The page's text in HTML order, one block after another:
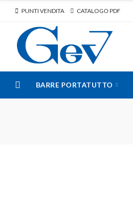
PUNTI VENDITA CATALOGO PDF
BARRE PORTATUTTO